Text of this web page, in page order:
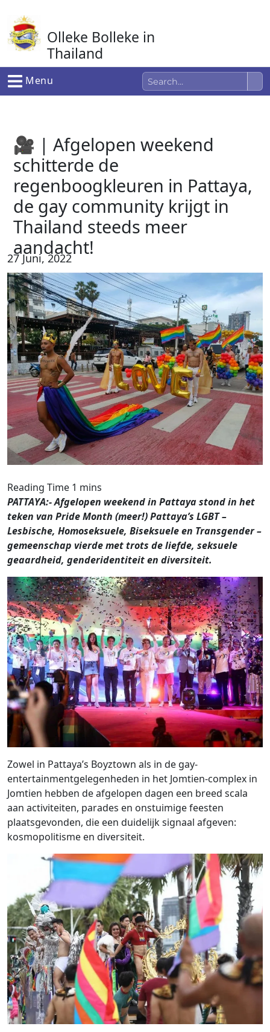
naar
de
inhoud
Olleke Bolleke in
Thailand
In Thailand
Menu
🎥 | Afgelopen weekend
schitterde de
regenboogkleuren in Pattaya,
de gay community krijgt in
Thailand steeds meer
aandacht!
27 Juni, 2022
PATTAYA:- Afgelopen weekend in Pattaya stond in het
teken van Pride Month (meer!) Pattaya’s LGBT –
Lesbische, Homoseksuele, Biseksuele en Transgender –
gemeenschap vierde met trots de liefde, seksuele
geaardheid, genderidentiteit en diversiteit.
Zowel in Pattaya’s Boyztown als in de gay-
entertainmentgelegenheden in het Jomtien-complex in
Jomtien hebben de afgelopen dagen een breed scala
aan activiteiten, parades en onstuimige feesten
plaatsgevonden, die een duidelijk signaal afgeven:
kosmopolitisme en diversiteit.